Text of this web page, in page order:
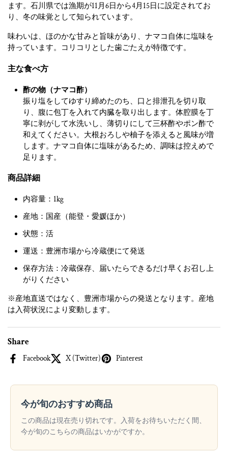
ます。石川県では漁期が11月6日から4月15日に設定されてお
り、冬の味覚として知られています。
味わいは、ほのかな甘みと旨味があり、ナマコ自体に塩味を
持っています。コリコリとした歯ごたえが特徴です。
主な食べ方
酢の物（ナマコ酢）
振り塩をしてゆすり締めたのち、口と排泄孔を切り取
り、腹に包丁を入れて内臓を取り出します。体腔膜を丁
寧に剥がして水洗いし、薄切りにして三杯酢やポン酢で
和えてください。大根おろしや柚子を添えると風味が増
します。ナマコ自体に塩味があるため、調味は控えめで
足ります。
商品詳細
内容量：1kg
産地：国産（能登・愛媛ほか）
状態：活
運送：豊洲市場から冷蔵便にて発送
保存方法：冷蔵保存、届いたらできるだけ早くお召し上
がりください
※産地直送ではなく、豊洲市場からの発送となります。産地
は入荷状況により変動します。
Share
Facebook X (Twitter) Pinterest
今が旬のおすすめ商品
この商品は現在売り切れです。入荷をお待ちいただく間、
今が旬のこちらの商品はいかがですか。